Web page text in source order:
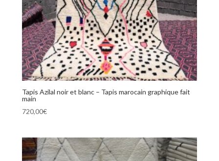
Tapis Azilal noir et blanc – Tapis marocain graphique fait
main
720,00€